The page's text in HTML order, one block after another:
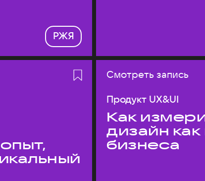
РЖЯ
Смотреть запись
Продукт UX&UI
Как
дизайн
бизнеса